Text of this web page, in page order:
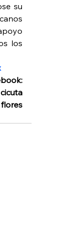
su
los
flores